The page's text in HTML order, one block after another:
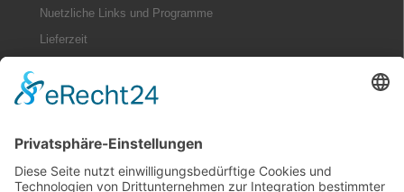
Nuetzliche Links und Programme
Lieferzeit
Sitemap
Nuetzliche Informationen zu Farben